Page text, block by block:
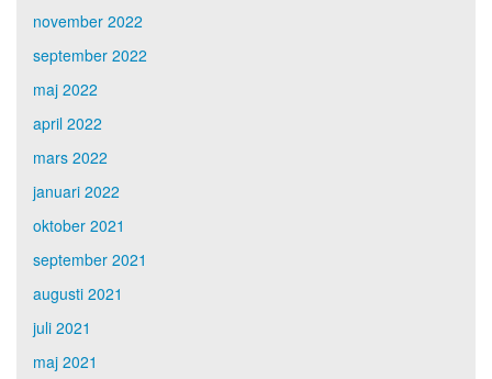
november 2022
september 2022
maj 2022
april 2022
mars 2022
januari 2022
oktober 2021
september 2021
augusti 2021
juli 2021
maj 2021